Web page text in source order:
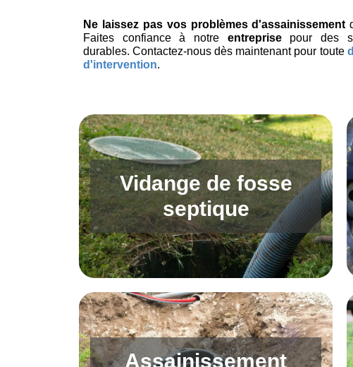
Ne laissez pas vos problèmes d'assainissement
Faites confiance à notre entreprisepour des
durables. Contactez-nous dès maintenant pour toute
d'intervention.
Vidange de fosse
septique
Assainissement